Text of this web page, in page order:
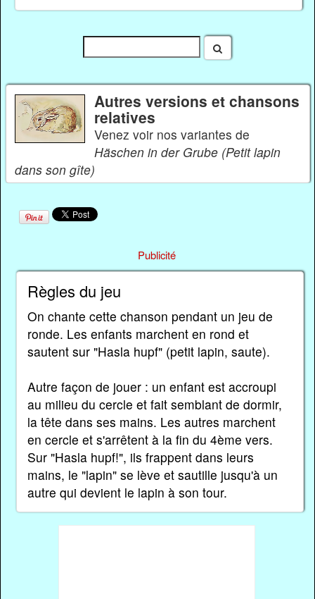
Autres versions et chansons
relatives
Venez voir nos variantes de
Häschen in der Grube (Petit lapin
dans son gîte)
Publicité
Règles du jeu
On chante cette chanson pendant un jeu de
ronde. Les enfants marchent en rond et
sautent sur "Hasla hupf" (petit lapin, saute).
Autre façon de jouer : un enfant est accroupi
au milieu du cercle et fait semblant de dormir,
la tête dans ses mains. Les autres marchent
en cercle et s'arrêtent à la fin du 4ème vers.
Sur "Hasla hupf!", ils frappent dans leurs
mains, le "lapin" se lève et sautille jusqu'à un
autre qui devient le lapin à son tour.